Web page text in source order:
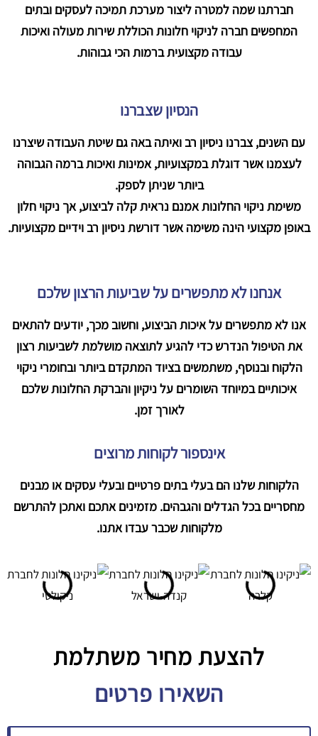
חברתנו שמה למטרה ליצור מערכת תמיכה לעסקים ובתים
המחפשים חברה לניקוי חלונות הכוללת שירות מעולה ואיכות
עבודה מקצועית ברמות הכי גבוהות.
הנסיון שצברנו
עם השנים, צברנו ניסיון רב ואיתה באה גם שיטת העבודה שיצרנו
לעצמנו אשר דוגלת במקצועיות, אמינות ואיכות ברמה הגבוהה
ביותר שניתן לספק.
משימת ניקוי החלונות אמנם נראית קלה לביצוע, אך ניקוי חלון
באופן מקצועי הינה משימה אשר דורשת ניסיון רב וידיים מקצועיות.
אנחנו לא מתפשרים על שביעות הרצון שלכם
אנו לא מתפשרים על איכות הביצוע, וחשוב מכך, יודעים להתאים
את הטיפול הנדרש כדי להגיע לתוצאה מושלמת לשביעות רצון
הלקוח ובנוסף, משתמשים בציוד המתקדם ביותר ובחומרי ניקוי
איכותיים במיוחד השומרים על ניקיון והברקת החלונות שלכם
לאורך זמן.
אינספור לקוחות מרוצים
הלקוחות שלנו הם בעלי בתים פרטיים ובעלי עסקים או מבנים
מחסריים בכל הגדלים והגבהים. מזמינים אתכם ואתכן להתרשם
מלקוחות שכבר עבדו אתנו.
להצעת מחיר משתלמת​
השאירו פרטים